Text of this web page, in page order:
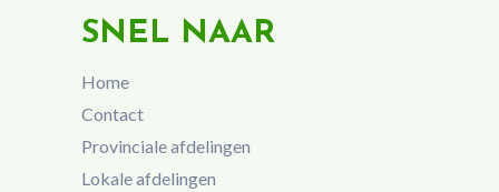
SNEL NAAR
Home
Contact
Provinciale afdelingen
Lokale afdelingen